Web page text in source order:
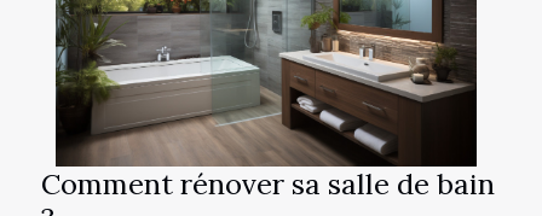
Comment rénover sa salle de bain